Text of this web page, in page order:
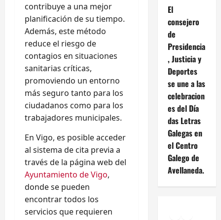
contribuye a una mejor
planificación de su tiempo.
Además, este método
reduce el riesgo de
contagios en situaciones
sanitarias críticas,
promoviendo un entorno
más seguro tanto para los
ciudadanos como para los
trabajadores municipales.
En Vigo, es posible acceder
al sistema de cita previa a
través de la página web del
Ayuntamiento de Vigo,
donde se pueden
encontrar todos los
servicios que requieren
El
consejero
de
Presidencia
, Justicia y
Deportes
se une a las
celebracion
es del Día
das Letras
Galegas en
el Centro
Galego de
Avellaneda.